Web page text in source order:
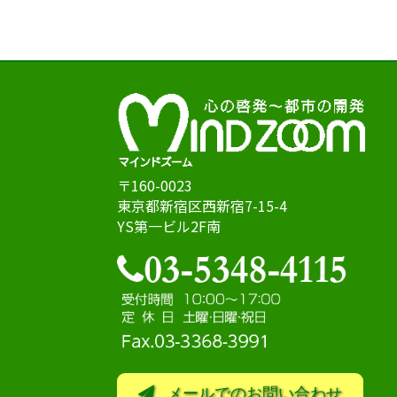
〒160-0023
東京都新宿区西新宿7-15-4
YS第一ビル2F南
メールでのお問い合わせ